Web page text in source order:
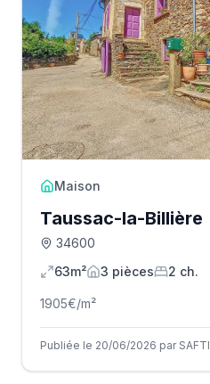
Maison
Taussac-la-Billière
34600
63m²
3 pièces 2 ch.
1905€/m²
Publiée le 20/06/2026 par SAFTI